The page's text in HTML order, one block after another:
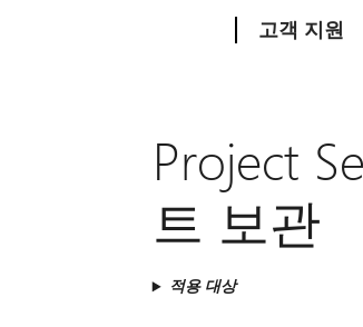
고객 지원
Project
트 보관
적용 대상